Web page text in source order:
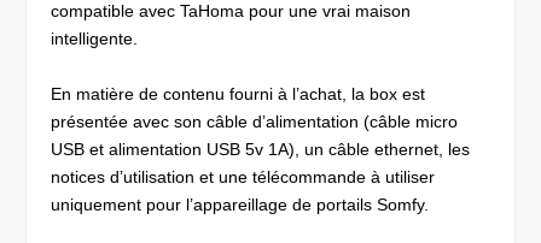
compatible avec TaHoma pour une vrai maison
intelligente.
En matière de contenu fourni à l’achat, la box est
présentée avec son câble d’alimentation (câble micro
USB et alimentation USB 5v 1A), un câble ethernet, les
notices d’utilisation et une télécommande à utiliser
uniquement pour l’appareillage de portails Somfy.